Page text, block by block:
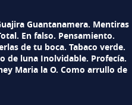
Guantanamera. Mentiras
En falso. Pensamiento.
de tu boca. Tabaco verde.
de luna Inolvidable. Profecía.
Maria la O. Como arrullo de